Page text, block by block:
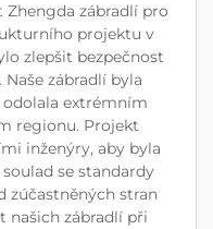
Zhengda zábradlí pro
projektu v
zlepšit bezpečnost
zábradlí byla
odolala extrémním
regionu. Projekt
inženýry, aby byla
se standardy
zúčastněných stran
našich zábradlí při